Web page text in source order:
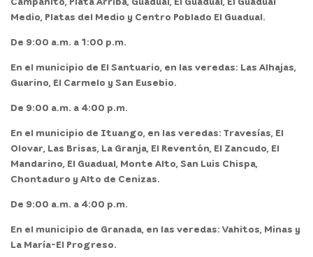
Medio, Platas del Medio y Centro Poblado El Guadual.
De 9:00 a.m. a 1:00 p.m.
En el municipio de El Santuario, en las veredas: Las Alhajas,
Guarino, El Carmelo y San Eusebio.
De 9:00 a.m. a 4:00 p.m.
En el municipio de Ituango, en las veredas: Travesías, El
Olovar, Las Brisas, La Granja, El Reventón, El Zancudo, El
Mandarino, El Guadual, Monte Alto, San Luis Chispa,
Chontaduro y Alto de Cenizas.
De 9:00 a.m. a 4:00 p.m.
En el municipio de Granada, en las veredas: Vahitos, Minas y
La María-El Progreso.